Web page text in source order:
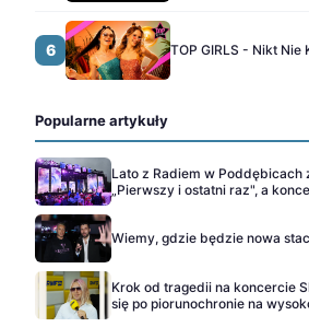
6 TOP GIRLS - Nikt Nie
Popularne artykuły
Lato z Radiem w Poddębicach
„Pierwszy i ostatni raz", a
Wiemy, gdzie będzie nowa
Krok od tragedii na koncercie
się po piorunochronie na